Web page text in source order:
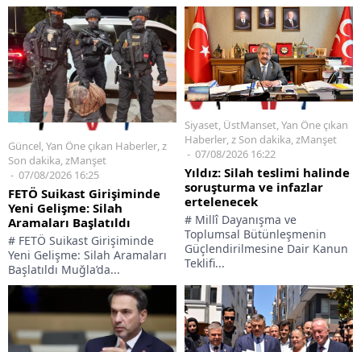
Güncel,Yan Öne çıkan Haberler,z
Son dakika,zManşet
07/08/2026 16:25
FETÖ Suikast Girişiminde
Yeni Gelişme: Silah
Aramaları Başlatıldı
# FETÖ Suikast Girişiminde
Yeni Gelişme: Silah Aramaları
Başlatıldı Muğla’da...
Siyaset, ÜstManset,Yan Öne çıkan
Haberler,z Son dakika,zManşet
07/08/2026 16:22
Yıldız: Silah teslimi halinde
soruşturma ve infazlar
ertelenecek
# Millî Dayanışma ve
Toplumsal Bütünleşmenin
Güçlendirilmesine Dair Kanun
Teklifi...